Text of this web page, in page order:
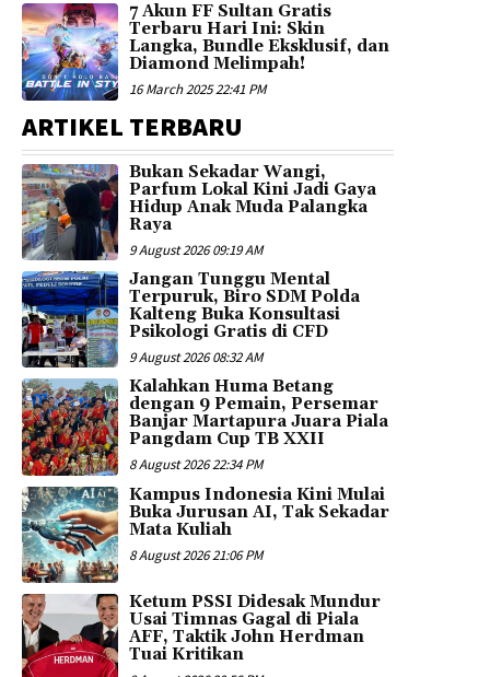
7 Akun FF Sultan Gratis
Terbaru Hari Ini: Skin
Langka, Bundle Eksklusif, dan
Diamond Melimpah!
16 March 2025 22:41 PM
ARTIKEL TERBARU
Bukan Sekadar Wangi,
Parfum Lokal Kini Jadi Gaya
Hidup Anak Muda Palangka
Raya
9 August 2026 09:19 AM
Jangan Tunggu Mental
Terpuruk, Biro SDM Polda
Kalteng Buka Konsultasi
Psikologi Gratis di CFD
9 August 2026 08:32 AM
Kalahkan Huma Betang
dengan 9 Pemain, Persemar
Banjar Martapura Juara Piala
Pangdam Cup TB XXII
8 August 2026 22:34 PM
Kampus Indonesia Kini Mulai
Buka Jurusan AI, Tak Sekadar
Mata Kuliah
8 August 2026 21:06 PM
Ketum PSSI Didesak Mundur
Usai Timnas Gagal di Piala
AFF, Taktik John Herdman
Tuai Kritikan